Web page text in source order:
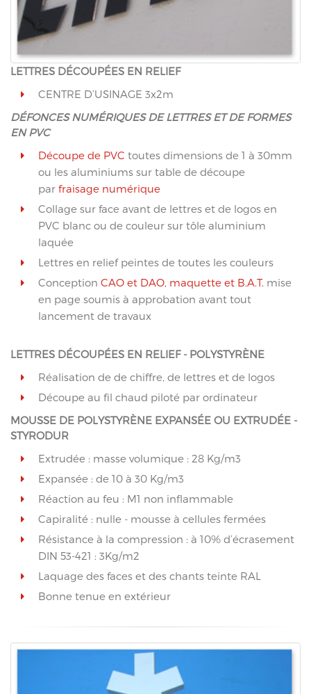
LETTRES DÉCOUPÉES EN RELIEF
CENTRE D’USINAGE 3x2m
DÉFONCES NUMÉRIQUES DE LETTRES ET DE FORMES
EN PVC
Découpe de PVC toutes dimensions de 1 à 30mm
ou les aluminiums sur table de découpe
par fraisage numérique
Collage sur face avant de lettres et de logos en
PVC blanc ou de couleur sur tôle aluminium
laquée
Lettres en relief peintes de toutes les couleurs
Conception CAO et DAO, maquette et B.A.T. mise
en page soumis à approbation avant tout
lancement de travaux
LETTRES DÉCOUPÉES EN RELIEF - POLYSTYRÈNE
Réalisation de de chiffre, de lettres et de logos
Découpe au fil chaud piloté par ordinateur
MOUSSE DE POLYSTYRÈNE EXPANSÉE OU EXTRUDÉE -
STYRODUR
Extrudée : masse volumique : 28 Kg/m3
Expansée : de 10 à 30 Kg/m3
Réaction au feu : M1 non inflammable
Capiralité : nulle - mousse à cellules fermées
Résistance à la compression : à 10% d’écrasement
DIN 53-421 : 3Kg/m2
Laquage des faces et des chants teinte RAL
Bonne tenue en extérieur